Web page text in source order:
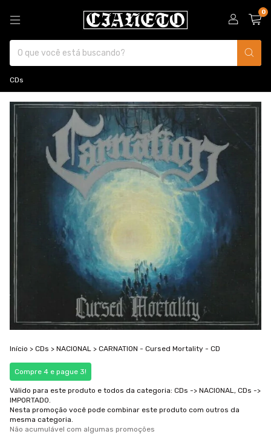
0
CDs
Início > CDs > NACIONAL > CARNATION - Cursed Mortality - CD
Compre 4 e pague 3!
Válido para este produto e todos da categoria: CDs -> NACIONAL, CDs ->
IMPORTADO.
Nesta promoção você pode combinar este produto com outros da
mesma categoria.
Não acumulável com algumas promoções